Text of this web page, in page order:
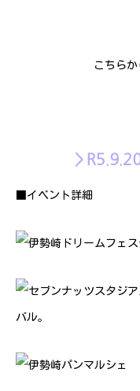
こちら
＞
■イベント詳細